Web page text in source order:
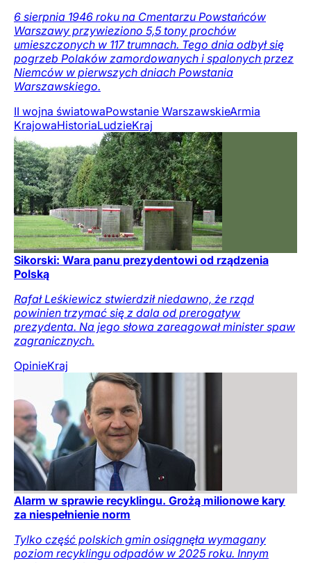
6 sierpnia 1946 roku na Cmentarzu Powstańców
Warszawy przywieziono 5,5 tony prochów
umieszczonych w 117 trumnach. Tego dnia odbył się
pogrzeb Polaków zamordowanych i spalonych przez
Niemców w pierwszych dniach Powstania
Warszawskiego.
II wojna światowaPowstanie WarszawskieArmia
KrajowaHistoriaLudzieKraj
Sikorski: Wara panu prezydentowi od rządzenia
Polską
Rafał Leśkiewicz stwierdził niedawno, że rząd
powinien trzymać się z dala od prerogatyw
prezydenta. Na jego słowa zareagował minister spaw
zagranicznych.
OpinieKraj
Alarm w sprawie recyklingu. Grożą milionowe kary
za niespełnienie norm
Tylko część polskich gmin osiągnęła wymagany
poziom recyklingu odpadów w 2025 roku. Innym